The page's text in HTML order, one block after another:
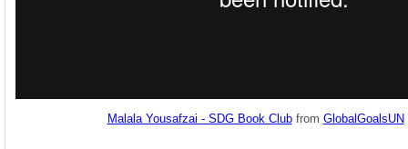
Malala Yousafzai - SDG Book Clubfrom GlobalGoalsUN